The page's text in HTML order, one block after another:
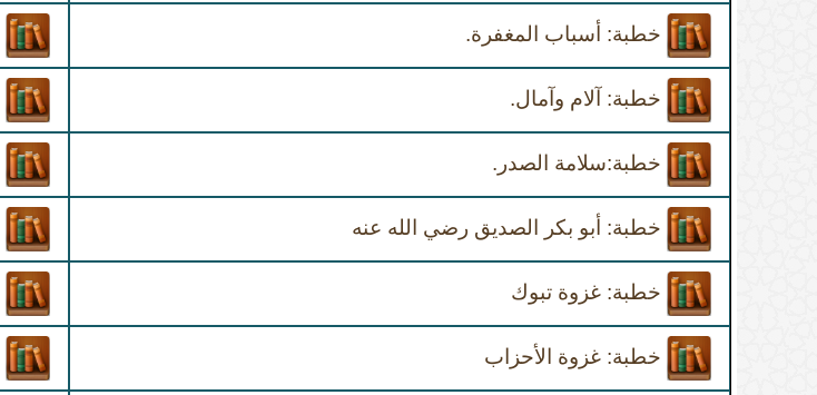
خطبة: أسباب المغفرة.
خطبة: آلام وآمال.
خطبة:سلامة الصدر.
خطبة: أبو بكر الصديق رضي الله عنه
خطبة: غزوة تبوك
خطبة: غزوة الأحزاب